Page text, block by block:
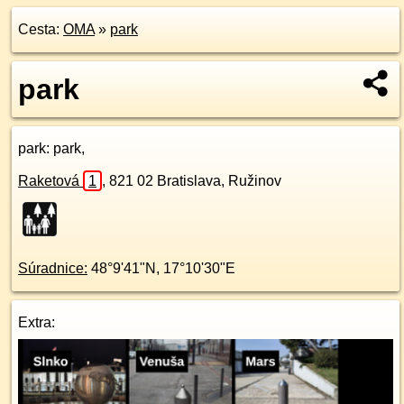
Cesta: OMA» park
park
park: park,
Raketová 1 , 821 02 Bratislava, Ružinov
Súradnice: 48°9'41"N , 17°10'30"E
Extra: